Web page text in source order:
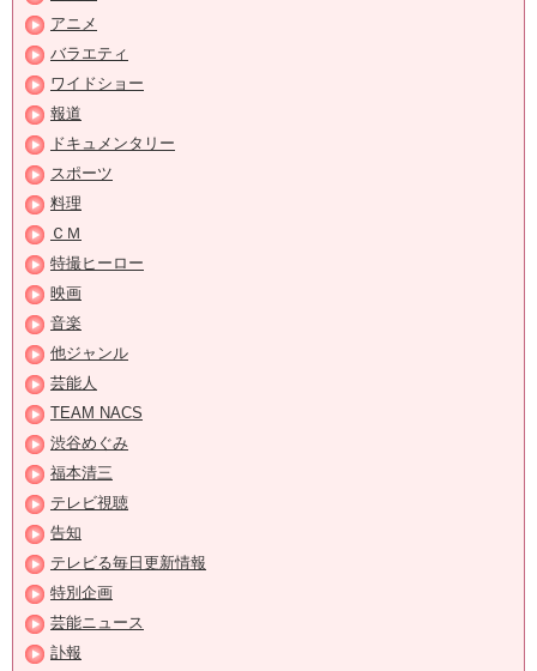
アニメ
バラエティ
ワイドショー
報道
ドキュメンタリー
スポーツ
料理
ＣＭ
特撮ヒーロー
映画
音楽
他ジャンル
芸能人
TEAM NACS
渋谷めぐみ
福本清三
テレビ視聴
告知
テレビる毎日更新情報
特別企画
芸能ニュース
訃報